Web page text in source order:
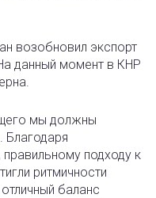
возобновил экспорт
данный момент в КНР
мы должны
Благодаря
подходу к
ритмичности
баланс